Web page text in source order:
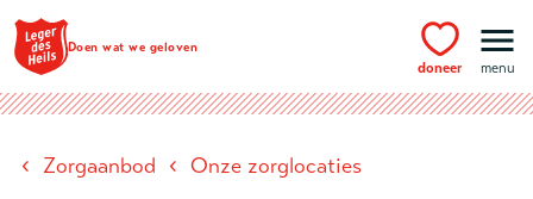
Ga naar hoofdinhoud
Doen wat we geloven
doneer menu
‹ Zorgaanbod ‹ Onze zorglocaties